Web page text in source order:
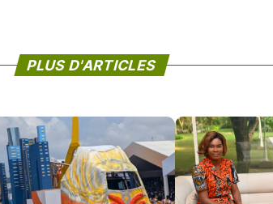
PLUS D'ARTICLES